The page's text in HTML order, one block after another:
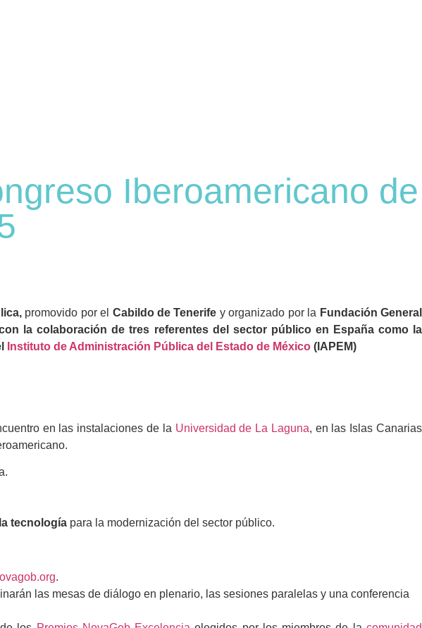
Iberoamericano de
promovido por el Cabildo de Tenerife y organizado por la Fundación General
la colaboración de tres referentes del sector público en España como la
Instituto de Administración Pública del Estado de México (IAPEM)
en las instalaciones de la Universidad de La Laguna, en las Islas Canarias
tecnología para la modernización del sector público.
.
las mesas de diálogo en plenario, las sesiones paralelas y una conferencia